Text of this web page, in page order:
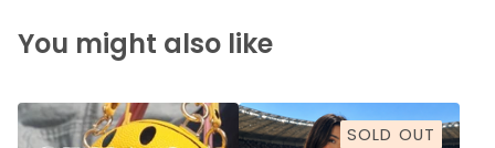
You might also like
SOLD OUT